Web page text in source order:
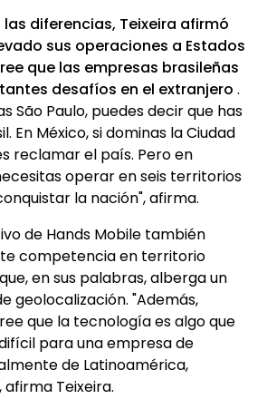
diferencias, Teixeira afirmó
sus operaciones a Estados
que las empresas brasileñas
desafíos en el extranjero .
São Paulo, puedes decir que has
En México, si dominas la Ciudad
reclamar el país. Pero en
operar en seis territorios
la nación", afirma.
de Hands Mobile también
competencia en territorio
en sus palabras, alberga un
geolocalización. "Además,
que la tecnología es algo que
para una empresa de
de Latinoamérica,
Teixeira.